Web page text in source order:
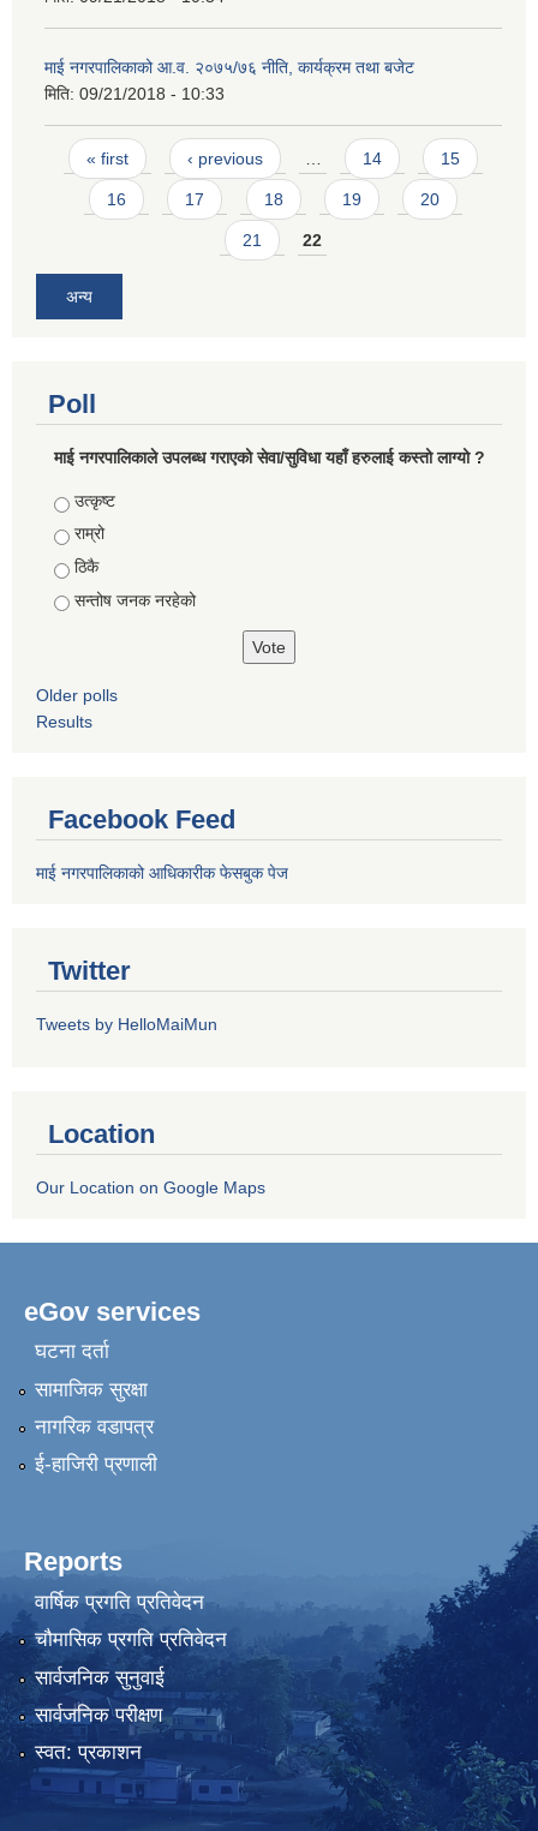
माई नगरपालिकाको आ.व. २०७५/७६ नीति, कार्यक्रम तथा बजेट
मिति: 09/21/2018 - 10:33
Pages
« first ‹ previous … 14 15
16 17 18 19 20
21 22
अन्य
Poll
माई नगरपालिकाले उपलब्ध गराएको सेवा/सुविधा यहाँ हरुलाई कस्तो लाग्यो ?
Choices
उत्कृष्ट
राम्रो
ठिकै
सन्तोष जनक नरहेको
Older polls
Results
Facebook Feed
माई नगरपालिकाको आधिकारीक फेसबुक पेज
Twitter
Tweets by HelloMaiMun
Location
Our Location on Google Maps
eGov services
घटना दर्ता
सामाजिक सुरक्षा
नागरिक वडापत्र
ई-हाजिरी प्रणाली
Reports
वार्षिक प्रगति प्रतिवेदन
चौमासिक प्रगति प्रतिवेदन
सार्वजनिक सुनुवाई
सार्वजनिक परीक्षण
स्वत: प्रकाशन